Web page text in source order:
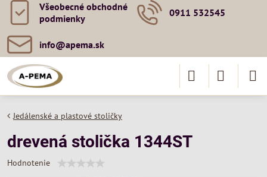
Všeobecné obchodné
podmienky
0911 532545
info​@apema​.sk
Jedálenské a plastové stoličky
drevená stolička 1344ST
Hodnotenie